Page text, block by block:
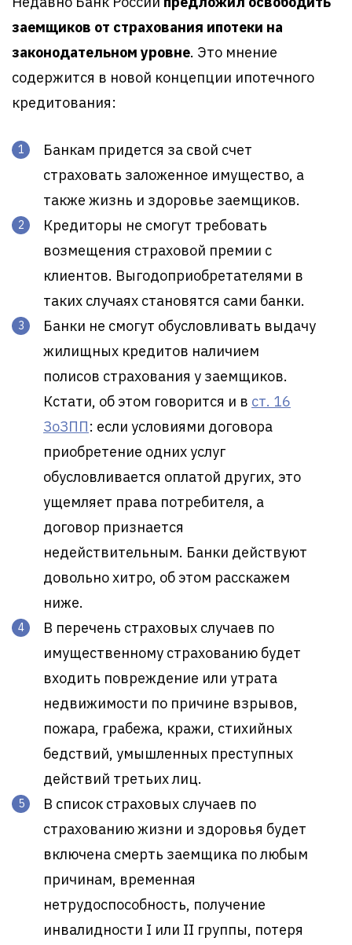
заемщиков от страхования ипотеки на
законодательном уровне. Это мнение
содержится в новой концепции ипотечного
кредитования:
Банкам придется за свой счет
страховать заложенное имущество, а
также жизнь и здоровье заемщиков.
Кредиторы не смогут требовать
возмещения страховой премии с
клиентов. Выгодоприобретателями в
таких случаях становятся сами банки.
Банки не смогут обусловливать выдачу
жилищных кредитов наличием
полисов страхования у заемщиков.
Кстати, об этом говорится и в ст. 16
ЗоЗПП: если условиями договора
приобретение одних услуг
обусловливается оплатой других, это
ущемляет права потребителя, а
договор признается
недействительным. Банки действуют
довольно хитро, об этом расскажем
ниже.
В перечень страховых случаев по
имущественному страхованию будет
входить повреждение или утрата
недвижимости по причине взрывов,
пожара, грабежа, кражи, стихийных
бедствий, умышленных преступных
действий третьих лиц.
В список страховых случаев по
страхованию жизни и здоровья будет
включена смерть заемщика по любым
причинам, временная
нетрудоспособность, получение
инвалидности I или II группы, потеря